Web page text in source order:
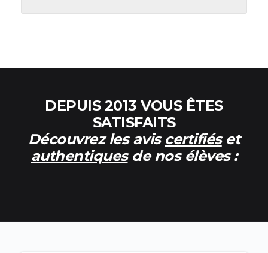
DEPUIS 2013 VOUS ÊTES
SATISFAITS
Découvrez les avis certifiéset
authentiquesde nos élèves :